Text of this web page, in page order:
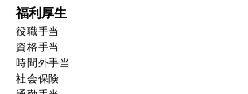
福利厚生
役職手当
資格手当
時間外手当
社会保険